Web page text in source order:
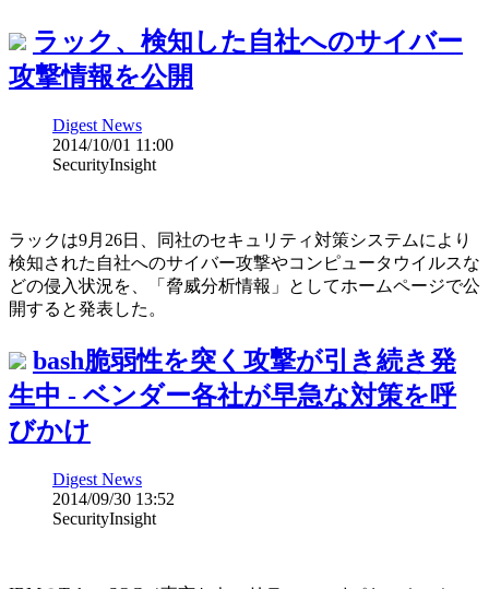
ラック、検知した自社へのサイバー
攻撃情報を公開
Digest News
2014/10/01 11:00
SecurityInsight
ラックは9月26日、同社のセキュリティ対策システムにより
検知された自社へのサイバー攻撃やコンピュータウイルスな
どの侵入状況を、「脅威分析情報」としてホームページで公
開すると発表した。
bash脆弱性を突く攻撃が引き続き発
生中 - ベンダー各社が早急な対策を呼
びかけ
Digest News
2014/09/30 13:52
SecurityInsight